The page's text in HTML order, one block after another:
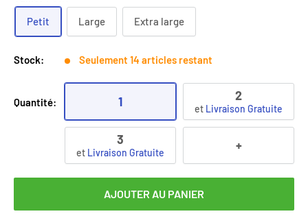
Petit Large Extra large
Stock: Seulement 14 articles restant
Quantité: 1 2
et Livraison Gratuite
3
et Livraison Gratuite +
AJOUTER AU PANIER